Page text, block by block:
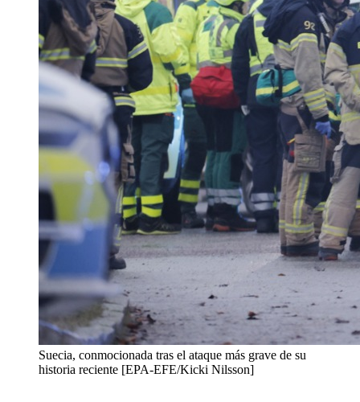
Suecia, conmocionada tras el ataque más grave de su
historia reciente [EPA-EFE/Kicki Nilsson]